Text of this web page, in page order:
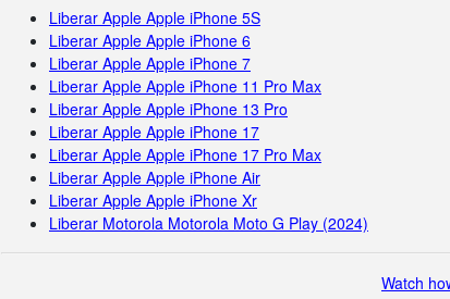
Liberar Apple Apple iPhone 5S
Liberar Apple Apple iPhone 6
Liberar Apple Apple iPhone 7
Liberar Apple Apple iPhone 11 Pro Max
Liberar Apple Apple iPhone 13 Pro
Liberar Apple Apple iPhone 17
Liberar Apple Apple iPhone 17 Pro Max
Liberar Apple Apple iPhone Air
Liberar Apple Apple iPhone Xr
Liberar Motorola Motorola Moto G Play (2024)
Watch